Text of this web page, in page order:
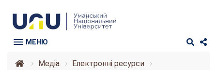
МЕНЮ
Медіа
Електронні ресурси